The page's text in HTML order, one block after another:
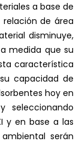
a base de
de área
disminuye,
medida que su
característica
capacidad de
hoy en
y en base a las
serán